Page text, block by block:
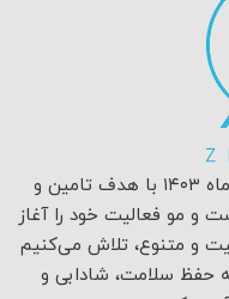
فروشگاه اینترنتی زیبا فام از اسفند ماه ۱۴۰۳ با هدف تامین و
و مو فعالیت خود را آغاز
و متنوع، تلاش می‌کنیم
حفظ سلامت، شادابی و